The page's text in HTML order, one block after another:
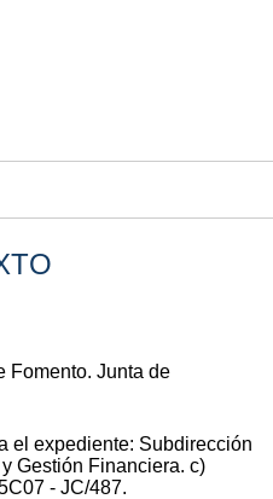
Fomento. Junta de
el expediente: Subdirección
Gestión Financiera. c)
- JC/487.